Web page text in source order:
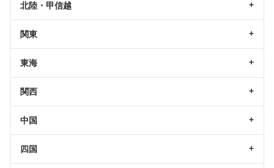
北陸・甲信越
関東
東海
関西
中国
四国